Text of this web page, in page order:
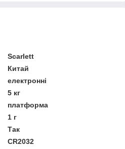
Scarlett
Китай
електронні
5 кг
платформа
1 г
Так
CR2032